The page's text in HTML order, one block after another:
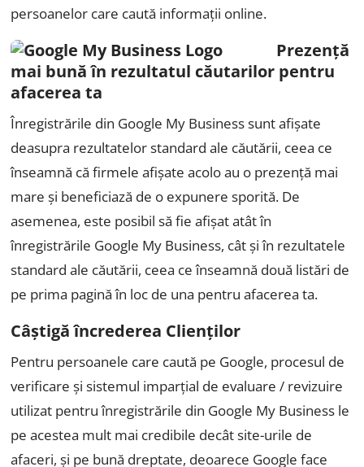
persoanelor care caută informații online.
Prezență
mai bună în rezultatul căutarilor pentru
afacerea ta
Înregistrările din Google My Business sunt afișate
deasupra rezultatelor standard ale căutării, ceea ce
înseamnă că firmele afișate acolo au o prezență mai
mare și beneficiază de o expunere sporită. De
asemenea, este posibil să fie afișat atât în
înregistrările Google My Business, cât și în rezultatele
standard ale căutării, ceea ce înseamnă două listări de
pe prima pagină în loc de una pentru afacerea ta.
Câștigă încrederea Clienților
Pentru persoanele care caută pe Google, procesul de
verificare și sistemul imparțial de evaluare / revizuire
utilizat pentru înregistrările din Google My Business le
pe acestea mult mai credibile decât site-urile de
afaceri, și pe bună dreptate, deoarece Google face